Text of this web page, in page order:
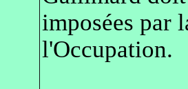
imposées par
l'Occupation.